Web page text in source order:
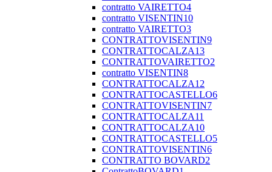
contratto VAIRETTO4
contratto VISENTIN10
contratto VAIRETTO3
CONTRATTOVISENTIN9
CONTRATTOCALZA13
CONTRATTOVAIRETTO2
contratto VISENTIN8
CONTRATTOCALZA12
CONTRATTOCASTELLO6
CONTRATTOVISENTIN7
CONTRATTOCALZA11
CONTRATTOCALZA10
CONTRATTOCASTELLO5
CONTRATTOVISENTIN6
CONTRATTO BOVARD2